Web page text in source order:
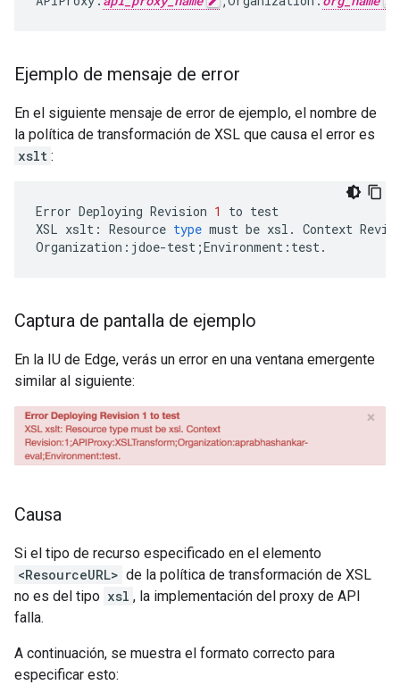
Ejemplo de mensaje de error
En el siguiente mensaje de error de ejemplo, el nombre de
la política de transformación de XSL que causa el error es
xslt :
Error Deploying Revision 1 to test
XSL xslt : Resource type must be xsl . Context
Organization : jdoe-test ;Environment : test.
Captura de pantalla de ejemplo
En la IU de Edge, verás un error en una ventana emergente
similar al siguiente:
Causa
Si el tipo de recurso especificado en el elemento
<ResourceURL> de la política de transformación de XSL
no es del tipo xsl , la implementación del proxy de API
falla.
A continuación, se muestra el formato correcto para
especificar esto: